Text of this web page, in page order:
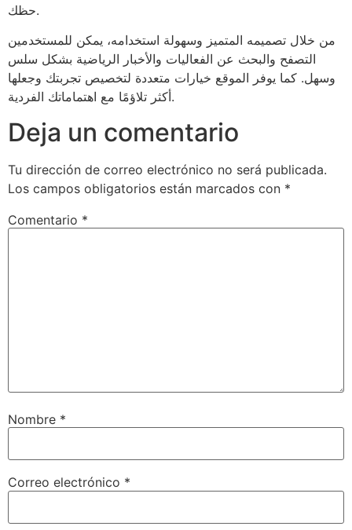
حظك.
من خلال تصميمه المتميز وسهولة استخدامه، يمكن للمستخدمين
التصفح والبحث عن الفعاليات والأخبار الرياضية بشكل سلس
وسهل. كما يوفر الموقع خيارات متعددة لتخصيص تجربتك وجعلها
أكثر تلاؤمًا مع اهتماماتك الفردية.
Deja un comentario
Tu dirección de correo electrónico no será publicada.
Los campos obligatorios están marcados con *
Comentario *
Nombre *
Correo electrónico *